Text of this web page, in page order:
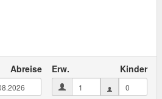
Abreise Erw. Kinder